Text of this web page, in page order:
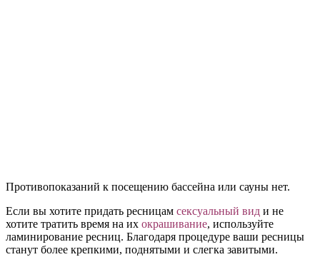
Противопоказаний к посещению бассейна или сауны нет.
Если вы хотите придать ресницам сексуальный вид и не
хотите тратить время на их окрашивание, используйте
ламинирование ресниц. Благодаря процедуре ваши ресницы
станут более крепкими, поднятыми и слегка завитыми.